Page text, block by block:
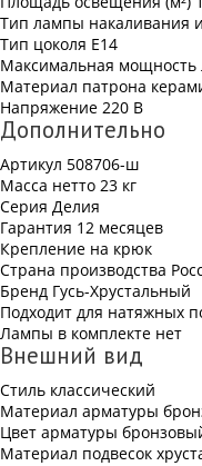
Тип лампы накаливания
Тип цоколя Е14
Максимальная мощность
Материал патрона
Напряжение 220 В
Дополнительно
Артикул 508706-ш
Масса нетто 23 кг
Серия Делия
Гарантия 12 месяцев
Крепление на крюк
Страна производства
Бренд Гусь-Хрустальный
Подходит для натяжных
Лампы в комплекте нет
Внешний вид
Стиль классический
Материал арматуры
Цвет арматуры
Материал подвесок